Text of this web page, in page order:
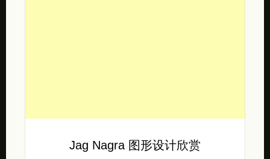
Jag Nagra 图形设计欣赏